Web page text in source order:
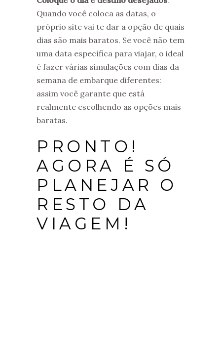
Quando você coloca as datas, o
próprio site vai te dar a opção de quais
dias são mais baratos. Se você não tem
uma data específica para viajar, o ideal
é fazer várias simulações com dias da
semana de embarque diferentes:
assim você garante que está
realmente escolhendo as opções mais
baratas.
PRONTO!
AGORA É SÓ
PLANEJAR O
RESTO DA
VIAGEM!